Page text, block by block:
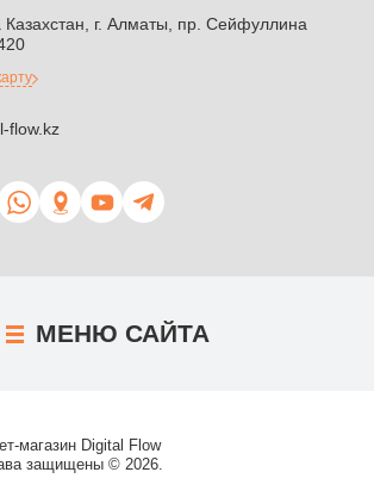
Казахстан, г. Алматы, пр. Сейфуллина
flow.kz
МЕНЮ САЙТА
магазин Digital Flow
защищены © 2026.